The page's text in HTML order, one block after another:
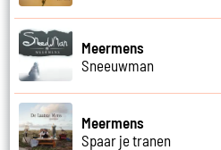
Meermens
Sneeuwman
Meermens
Spaar je tranen